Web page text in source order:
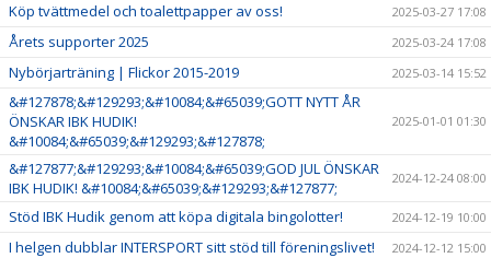
Köp tvättmedel och toalettpapper av oss! 2025-03-27 17:08
Årets supporter 2025 2025-03-24 17:08
Nybörjarträning | Flickor 2015-2019 2025-03-14 15:52
&#127878;&#129293;&#10084;&#65039;GOTT NYTT ÅR
ÖNSKAR IBK HUDIK!
&#10084;&#65039;&#129293;&#127878;
2025-01-01 01:30
&#127877;&#129293;&#10084;&#65039;GOD JUL ÖNSKAR
IBK HUDIK! &#10084;&#65039;&#129293;&#127877;
2024-12-24 08:00
Stöd IBK Hudik genom att köpa digitala bingolotter! 2024-12-19 10:00
I helgen dubblar INTERSPORT sitt stöd till föreningslivet! 2024-12-12 15:00